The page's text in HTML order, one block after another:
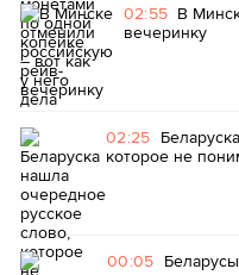
02:55 В
вечеринку
02:25
которое не
00:05